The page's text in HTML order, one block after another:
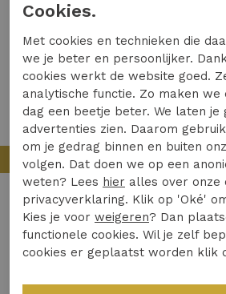
Nieuw
Helena Hart
Helena Hart broek soul biker 7602 Broek choco
149,95
Cookies.
Met cookies en technieken die
we je beter en persoonlijker.
cookies werkt de website goed.
analytische functie. Zo maken
dag een beetje beter. We laten je
advertenties zien. Daarom
om je gedrag binnen en buiten
volgen. Dat doen we op een
weten? Lees hier alles over onze
privacyverklaring. Klik op 'Oké'
Kies je voor weigeren? Dan
functionele cookies. Wil je zelf
cookies er geplaatst worden klik